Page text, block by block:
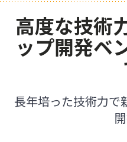
高度な技術
ップ開発ベ
長年培った技術力で